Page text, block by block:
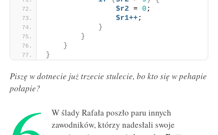
$r2 = 0 ;
$r1++;
}
}
}
}
Piszę w dotnecie już trzecie stulecie, bo kto się w pehapie
połapie?
W ślady Rafała poszło paru innych
zawodników, którzy nadesłali swoje